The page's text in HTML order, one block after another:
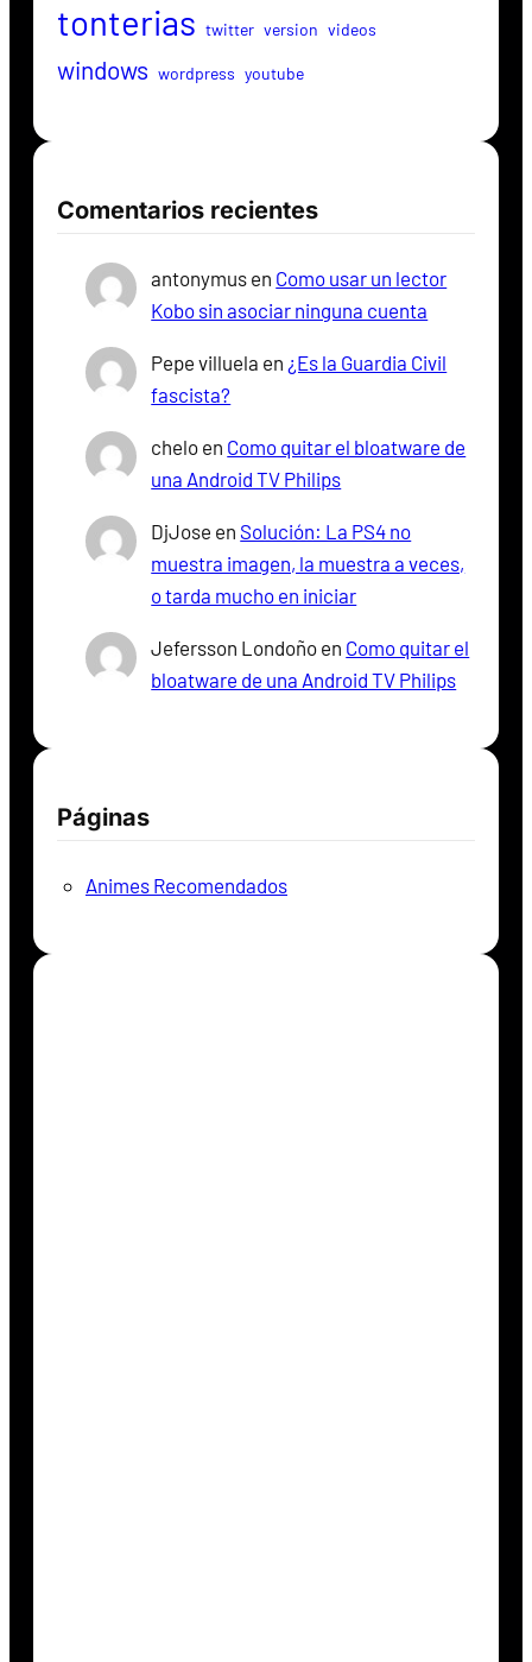
tonterias twitter version videos
windows wordpress youtube
Comentarios recientes
antonymus en Como usar un lector
Kobo sin asociar ninguna cuenta
Pepe villuela en ¿Es la Guardia Civil
fascista?
chelo en Como quitar el bloatware de
una Android TV Philips
DjJose en Solución: La PS4 no
muestra imagen, la muestra a veces,
o tarda mucho en iniciar
Jefersson Londoño en Como quitar el
bloatware de una Android TV Philips
Páginas
Animes Recomendados